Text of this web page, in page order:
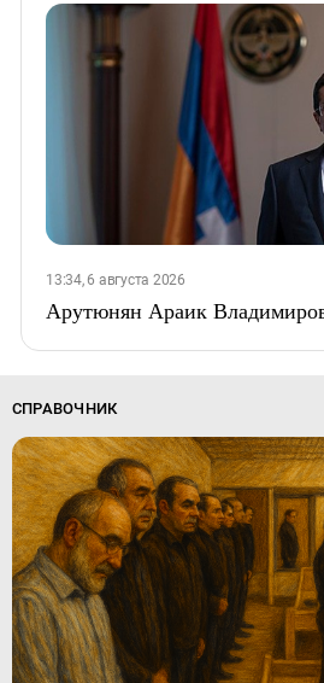
13:34, 6 августа 2026
Арутюнян Араик
СПРАВОЧНИК